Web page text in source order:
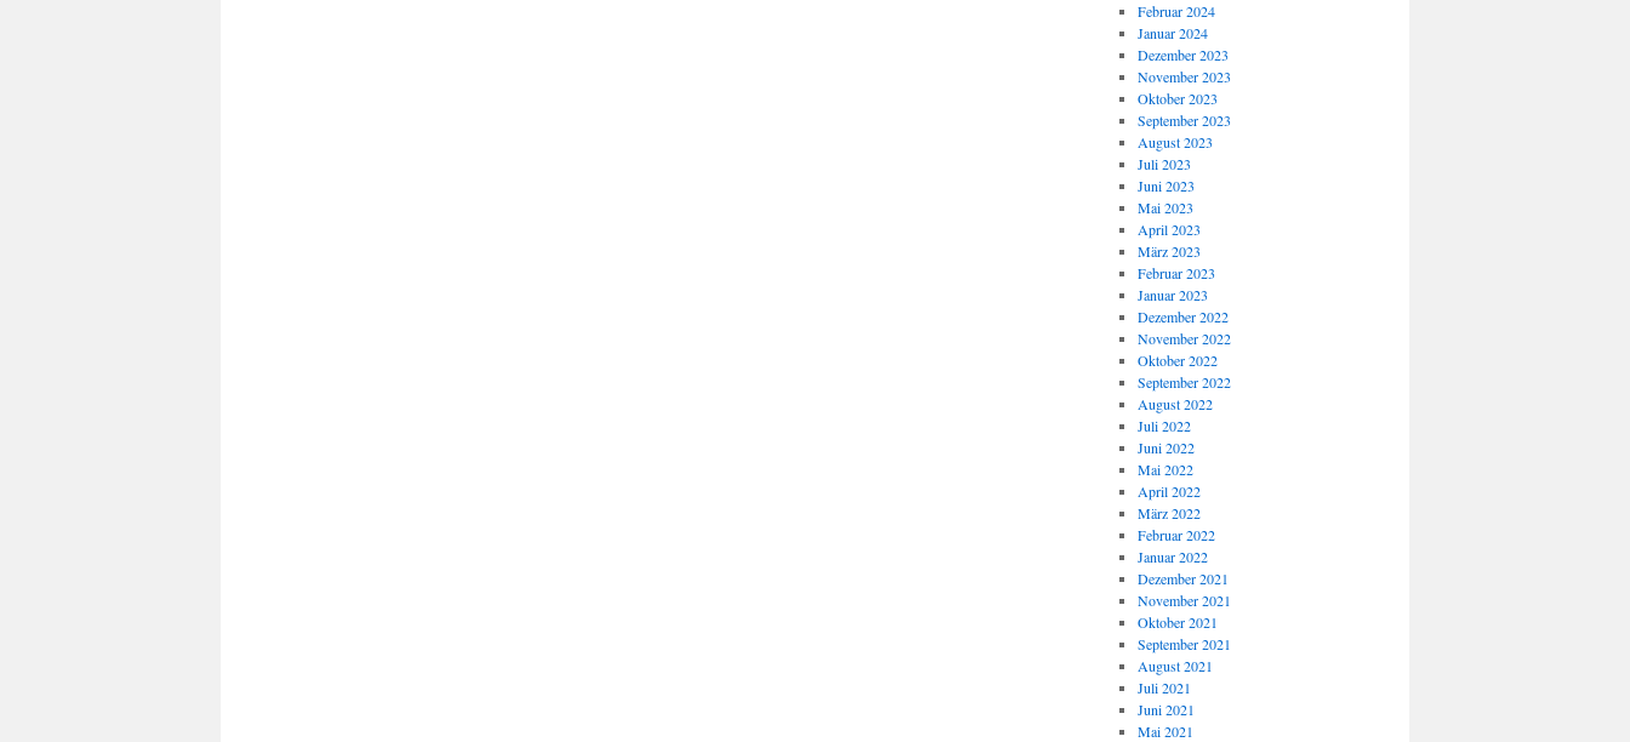
Februar 2024
Januar 2024
Dezember 2023
November 2023
Oktober 2023
September 2023
August 2023
Juli 2023
Juni 2023
Mai 2023
April 2023
März 2023
Februar 2023
Januar 2023
Dezember 2022
November 2022
Oktober 2022
September 2022
August 2022
Juli 2022
Juni 2022
Mai 2022
April 2022
März 2022
Februar 2022
Januar 2022
Dezember 2021
November 2021
Oktober 2021
September 2021
August 2021
Juli 2021
Juni 2021
Mai 2021